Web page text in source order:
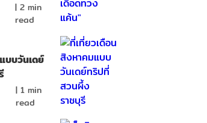
|2 min
read
บบวันเดย์
| 1min
read